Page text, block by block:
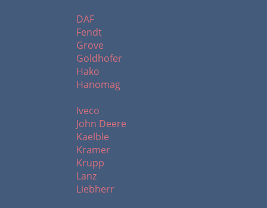
DAF
Fendt
Grove
Goldhofer
Hako
Hanomag
Iveco
John Deere
Kaelble
Kramer
Krupp
Lanz
Liebherr